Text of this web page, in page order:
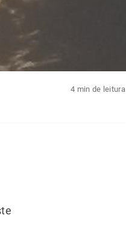
4 min de leitura